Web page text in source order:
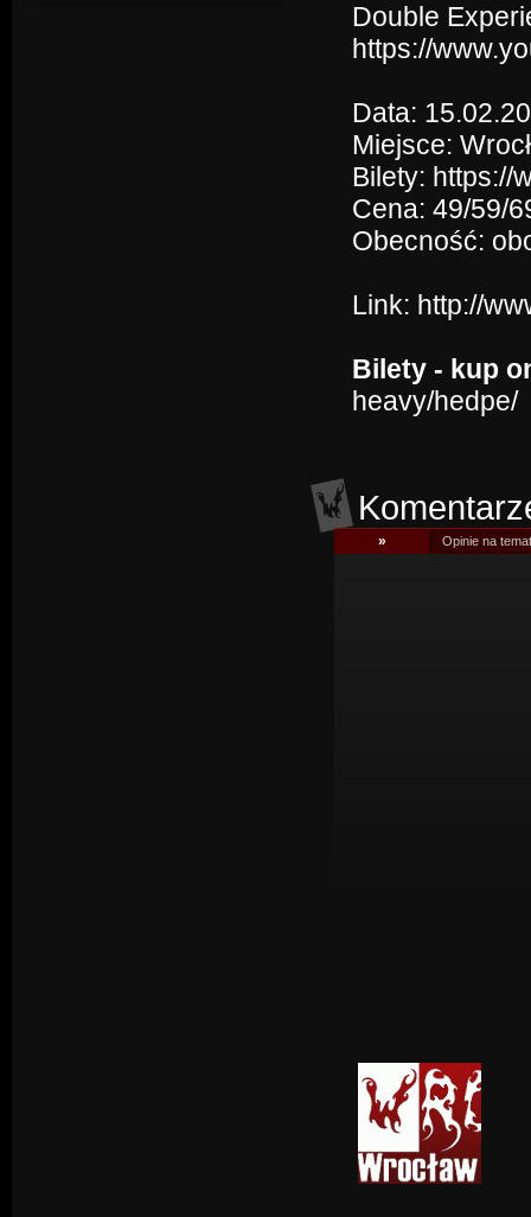
Double
https://
Data:
Miejsce:
Bilety: https://
Cena: 49/59/
Obecność:
Link: http://
Bilety - kup
heavy/hedpe/
» Opinie na